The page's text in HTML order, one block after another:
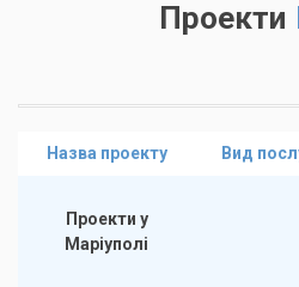
Проекти
Назва проекту Вид
Проекти у
Маріуполі